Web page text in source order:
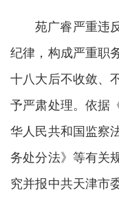
苑广睿严重违
纪律，构成严重职
十八大后不收敛、
予严肃处理。依据
华人民共和国监察
务处分法》等有关
究并报中共天津市